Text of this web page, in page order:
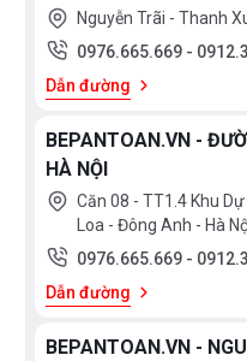
Nguyễn Trãi - Thanh
0976.665.669 -
Dẫn đường
BEPANTOAN.VN -
HÀ NỘI
Căn 08 - TT1.4 Khu
Loa - Đông Anh - Hà
0976.665.669 -
Dẫn đường
BEPANTOAN.VN -